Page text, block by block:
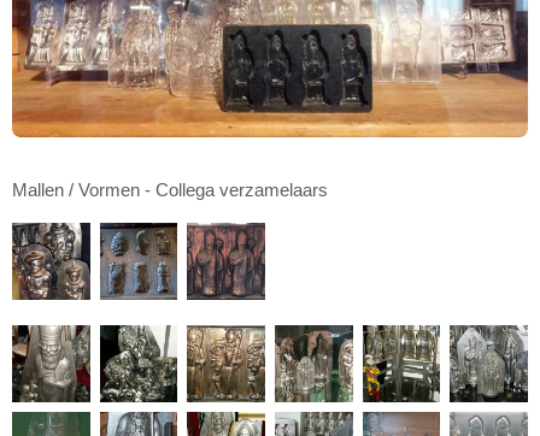
Mallen / Vormen - Collega verzamelaars